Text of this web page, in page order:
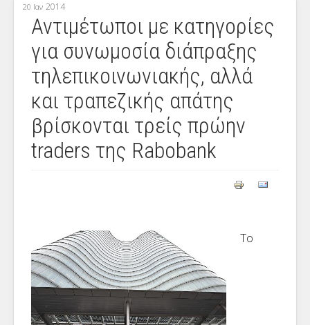
20 Ιαν 2014
Αντιμέτωποι με κατηγορίες
για συνωμοσία διάπραξης
τηλεπικοινωνιακής, αλλά
και τραπεζικής απάτης
βρίσκονται τρείς πρώην
traders της Rabobank
Το